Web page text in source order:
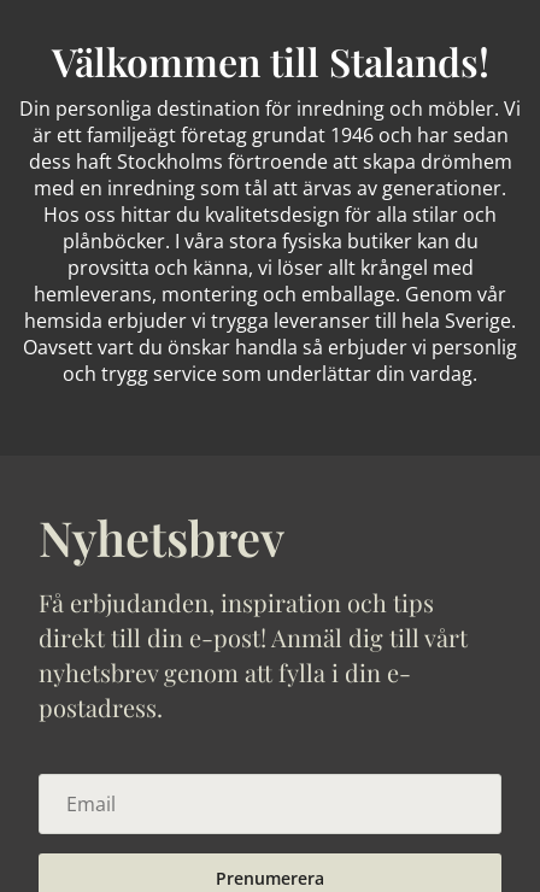
Välkommen till Stalands!
Din personliga destination för inredning och möbler. Vi
är ett familjeägt företag grundat 1946 och har sedan
dess haft Stockholms förtroende att skapa drömhem
med en inredning som tål att ärvas av generationer.
Hos oss hittar du kvalitetsdesign för alla stilar och
plånböcker. I våra stora fysiska butiker kan du
provsitta och känna, vi löser allt krångel med
hemleverans, montering och emballage. Genom vår
hemsida erbjuder vi trygga leveranser till hela Sverige.
Oavsett vart du önskar handla så erbjuder vi personlig
och trygg service som underlättar din vardag.
Nyhetsbrev
Få erbjudanden, inspiration och tips
direkt till din e-post! Anmäl dig till vårt
nyhetsbrev genom att fylla i din e-
postadress.
Prenumerera